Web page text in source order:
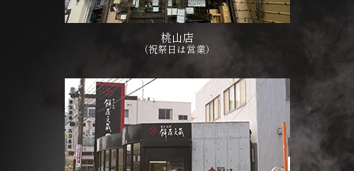
桃山店
（祝祭日は営業）